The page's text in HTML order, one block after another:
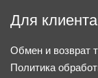
Для клиента
Обмен и возврат
Политика